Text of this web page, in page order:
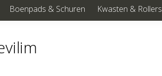
Boenpads & Schuren Kwasten & Rollers